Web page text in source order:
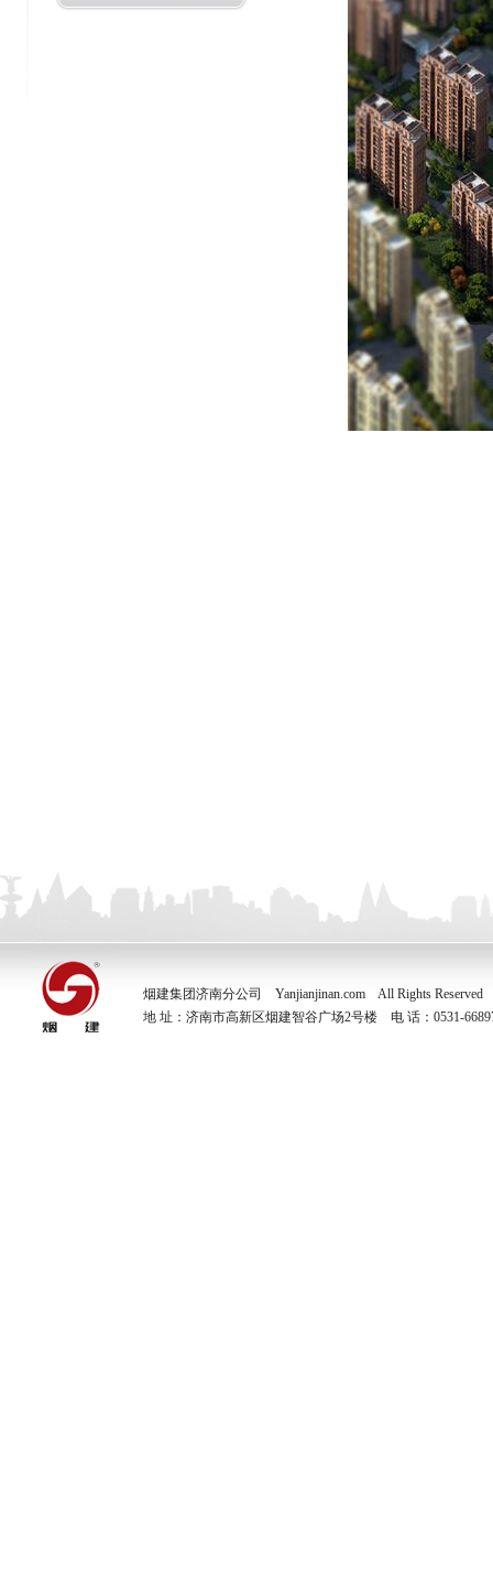
烟建集团济南分公司 Yanjianjinan.com All Rights Reserved
地 址：济南市高新区烟建智谷广场2号楼 电 话：0531-